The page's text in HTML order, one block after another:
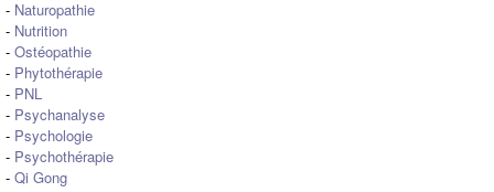
- Naturopathie
- Nutrition
- Ostéopathie
- Phytothérapie
- PNL
- Psychanalyse
- Psychologie
- Psychothérapie
- Qi Gong